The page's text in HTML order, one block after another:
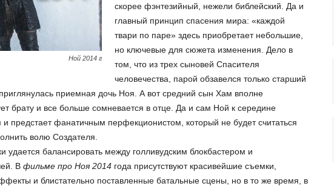
Ной 2014 г
скорее фэнтезийный, нежели библейский. Да и
главный принцип спасения мира: «каждой
твари по паре» здесь приобретает небольшие,
но ключевые для сюжета изменения. Дело в
том, что из трех сыновей Спасителя
человечества, парой обзавелся только старший
приемная дочь Ноя. А вот средний сын Хам вполне
брату и все больше сомневается в отце. Да и сам Ной к середине
предстает фанатичным перфекционистом, который не будет считаться
волю Создателя.
удается балансировать между голливудским блокбастером и
В фильме про Ноя 2014года присутствуют красивейшие съемки,
и блистательно поставленные батальные сцены, но в то же время, в